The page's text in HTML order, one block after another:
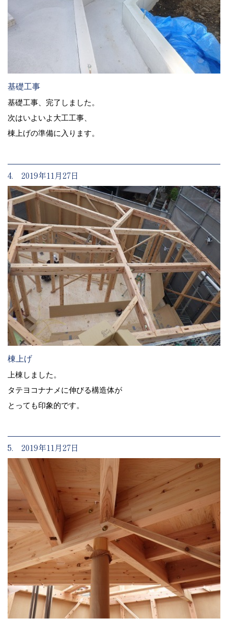
基礎工事
基礎工事、完了しました。
次はいよいよ大工工事、
棟上げの準備に入ります。
4. 2019年11月27日
棟上げ
上棟しました。
タテヨコナナメに伸びる構造体が
とっても印象的です。
5. 2019年11月27日